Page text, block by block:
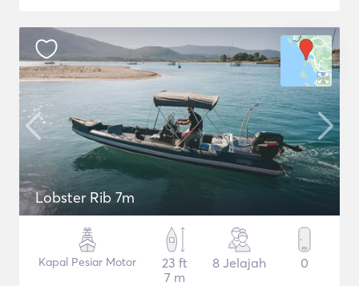
Lobster Rib 7m
Kapal Pesiar Motor
23 ft
7 m
8 Jelajah 0